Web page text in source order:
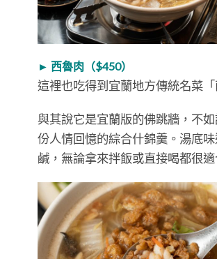
► 西魯肉（$450）
這裡也吃得到宜蘭地方傳統名菜「
與其說它是宜蘭版的佛跳牆，不
份人情回憶的綜合什錦羹。湯底
鹹，無論拿來拌飯或直接喝都很適